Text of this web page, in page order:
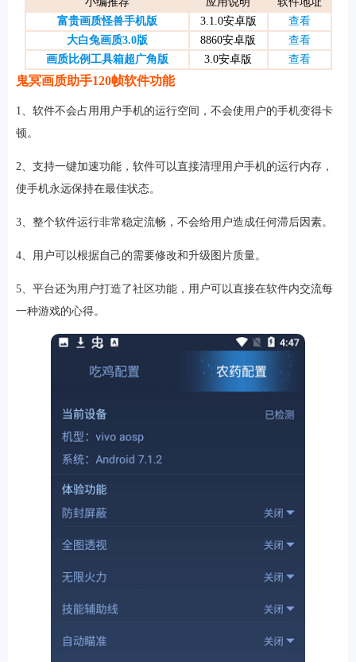
软件
资讯
专题
小游戏 恋爱养成 赛车竞速策略塔防
冒险解谜 单机游戏
影音播放游戏辅助 旅游出行 金融理财
富贵画质怪兽手机版
3.1.0安卓版
查看
大白兔画质3.0版
8860安卓版
查看
画质比例工具箱超广角版
3.0安卓版 查看
鬼冥画质助手120帧软件功能
1、软件不会占用用户手机的运行空间，不会使用户的手机变得卡
顿。
2、支持一键加速功能，软件可以直接清理用户手机的运行内存，
使手机永远保持在最佳状态。
3、整个软件运行非常稳定流畅，不会给用户造成任何滞后因素。
4、用户可以根据自己的需要修改和升级图片质量。
5、平台还为用户打造了社区功能，用户可以直接在软件内交流每
一种游戏的心得。